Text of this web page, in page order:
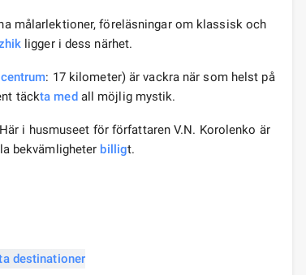
målarlektioner, föreläsningar om klassisk och
ligger i dess närhet.
centrum: 17 kilometer) är vackra när som helst på
täckta med all möjlig mystik.
i husmuseet för författaren V.N. Korolenko är
bekvämligheter billigt.